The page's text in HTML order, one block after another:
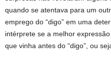
quando se atentava para um
emprego do “digo” em uma
intérprete se a melhor
que vinha antes do “digo”, ou